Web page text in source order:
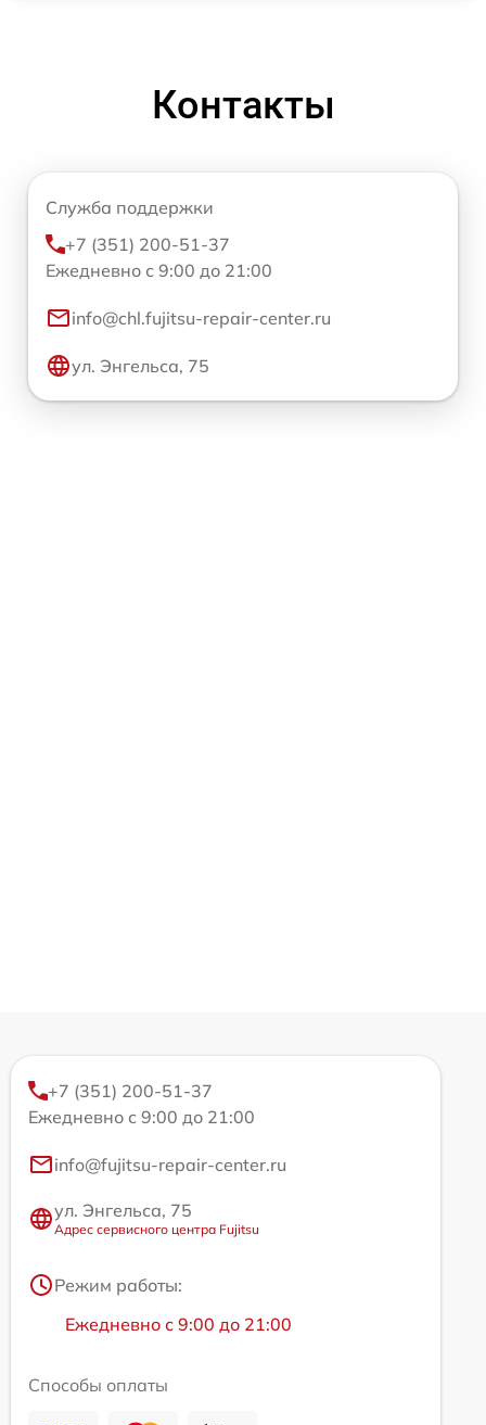
Контакты
Служба поддержки
+7 (351) 200-51-37
Ежедневно с 9:00 до 21:00
info@chl.fujitsu-repair-center.ru
ул. Энгельса, 75
+7 (351) 200-51-37
Ежедневно с 9:00 до 21:00
info@fujitsu-repair-center.ru
ул. Энгельса, 75
Адрес сервисного центра Fujitsu
Режим работы:
Ежедневно с 9:00 до 21:00
Способы оплаты